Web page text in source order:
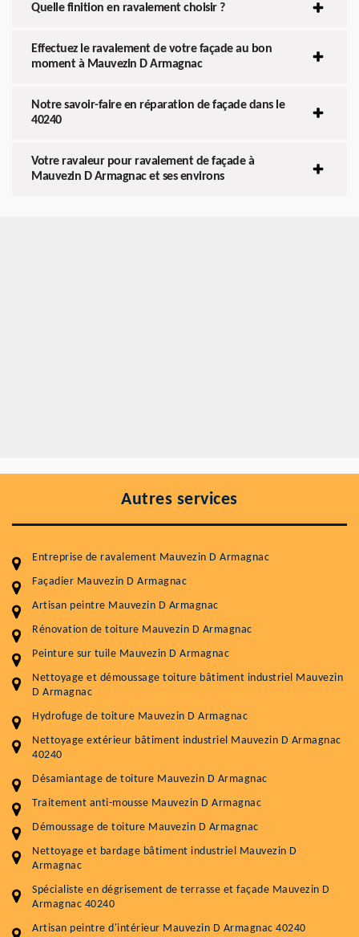
Quelle finition en ravalement choisir ?
Effectuez le ravalement de votre façade au bon
moment à Mauvezin D Armagnac
Notre savoir-faire en réparation de façade dans le
40240
Votre ravaleur pour ravalement de façade à
Mauvezin D Armagnac et ses environs
Autres services
Entreprise de ravalement Mauvezin D Armagnac
Façadier Mauvezin D Armagnac
Artisan peintre Mauvezin D Armagnac
Rénovation de toiture Mauvezin D Armagnac
Peinture sur tuile Mauvezin D Armagnac
Nettoyage et démoussage toiture bâtiment industriel Mauvezin
D Armagnac
Hydrofuge de toiture Mauvezin D Armagnac
Nettoyage extérieur bâtiment industriel Mauvezin D Armagnac
40240
Désamiantage de toiture Mauvezin D Armagnac
Traitement anti-mousse Mauvezin D Armagnac
Démoussage de toiture Mauvezin D Armagnac
Nettoyage et bardage bâtiment industriel Mauvezin D
Armagnac
Spécialiste en dégrisement de terrasse et façade Mauvezin D
Armagnac 40240
Artisan peintre d'intérieur Mauvezin D Armagnac 40240
Entretenir votre toiture, c'est préserver sa
Plus de 15 ans d'expérience en couverture et facade
Service
Nettoyageb toiture
Démoussage toiture
Traitement hydrofuge toiture
Prix au m²
Artisant local recommander